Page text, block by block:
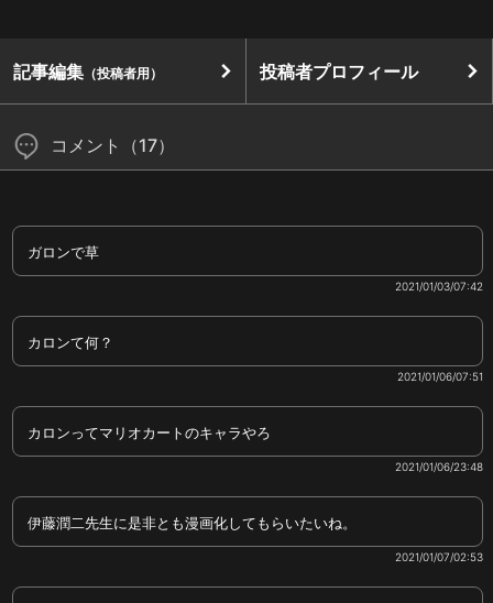
記事編集 （投稿者用） 投稿者プロフィール
コメント（17）
ガロンで草
2021/01/03/07:42
カロンて何？
2021/01/06/07:51
カロンってマリオカートのキャラやろ
2021/01/06/23:48
伊藤潤二先生に是非とも漫画化してもらいたいね。
2021/01/07/02:53